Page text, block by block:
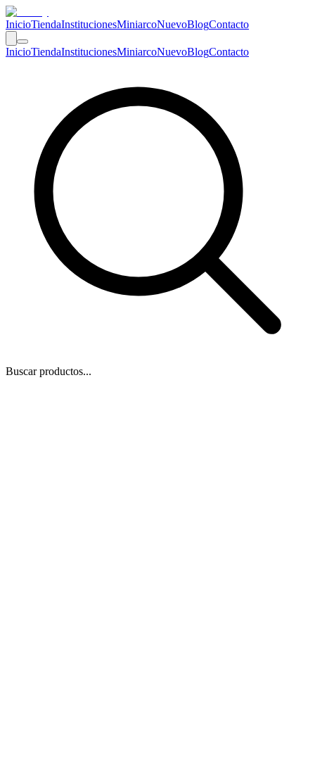
InicioTiendaInstitucionesMiniarcoNuevoBlogContacto
InicioTiendaInstitucionesMiniarcoNuevoBlogContacto
Buscar productos...